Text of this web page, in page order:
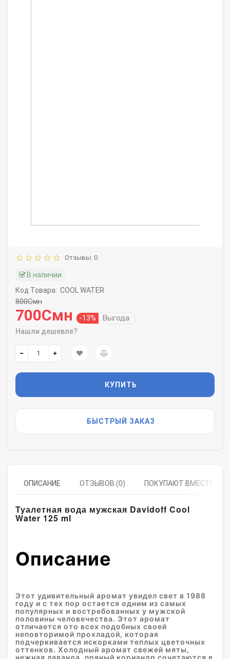
Отзывы: 0
В наличии
Код Товара: COOL WATER
800Смн
700Смн -13% Выгода
Нашли дешевле?
КУПИТЬ
БЫСТРЫЙ ЗАКАЗ
ОПИСАНИЕ ОТЗЫВОВ (0) ПОКУПАЮТ ВМЕСТЕ
Туалетная вода мужская Davidoff Cool
Water 125 ml
Описание
Этот удивительный аромат увидел свет в 1988
году и с тех пор остается одним из самых
популярных и востребованных у мужской
половины человечества. Этот аромат
отличается ото всех подобных своей
неповторимой прохладой, которая
подчеркивается искорками теплых цветочных
оттенков. Холодный аромат свежей мяты,
нежная лаванда, пряный кориандр сочетаются в